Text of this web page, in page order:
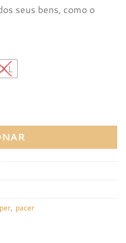
seus bens, como o
Solid 2.0 Jasper
, pacer